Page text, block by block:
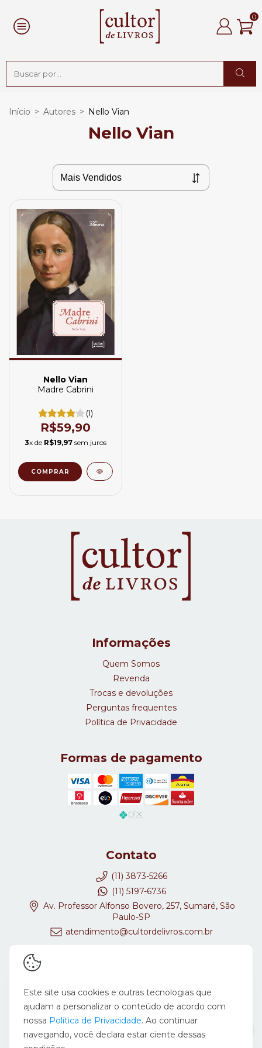
0
Início > Autores > Nello Vian
Nello Vian
Nello Vian
Madre Cabrini
(1)
R$59,90
3x de R$19,97 sem juros
Informações
Quem Somos
Revenda
Trocas e devoluções
Perguntas frequentes
Política de Privacidade
Formas de pagamento
Contato
(11) 3873-5266
(11) 5197-6736
Av. Professor Alfonso Bovero, 257, Sumaré, São
Paulo-SP
atendimento@cultordelivros.com.br
Este site usa cookies e outras tecnologias que
ajudam a personalizar o conteúdo de acordo com
nossa Politica de Privacidade. Ao continuar
navegando, você declara estar ciente dessas